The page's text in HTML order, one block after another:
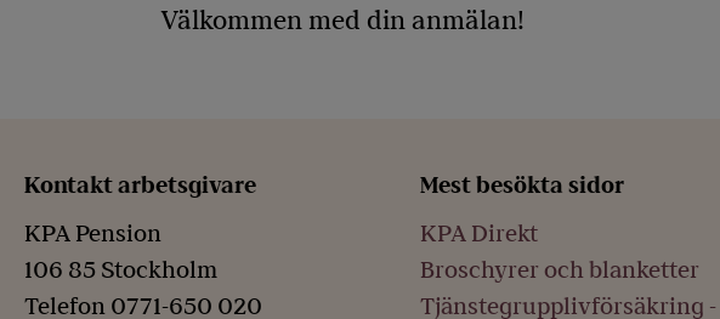
Välkommen med din anmälan!
Kontakt arbetsgivare
KPA Pension
106 85 Stockholm
Telefon 0771-650 020
Mest besökta sidor
KPA Direkt
Broschyrer och blanketter
Tjänstegrupplivförsäkring -